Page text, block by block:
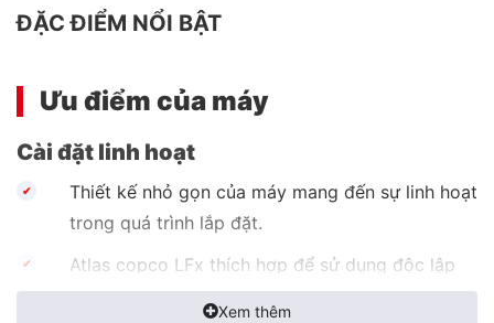
ĐẶC ĐIỂM NỔI BẬT
Ưu điểm của máy
Cài đặt linh hoạt
Thiết kế nhỏ gọn của máy mang đến sự linh hoạt
trong quá trình lắp đặt.
Atlas copco LFx thích hợp để sử dụng độc lập
trong sản phẩm.
Xem thêm